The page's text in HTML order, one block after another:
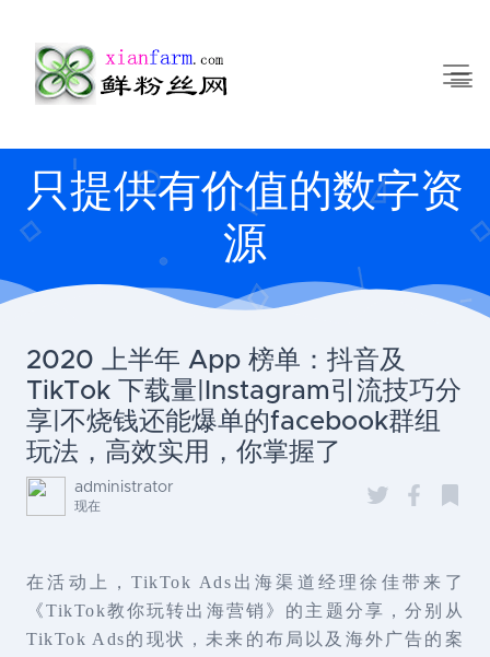
只提供有价值的数字资
源
2020 上半年 App 榜单：抖音及
TikTok 下载量|Instagram引流技巧分
享|不烧钱还能爆单的facebook群组
玩法，高效实用，你掌握了
administrator
现在
在活动上，TikTok Ads出海渠道经理徐佳带来了
《TikTok教你玩转出海营销》的主题分享，分别从
TikTok Ads的现状，未来的布局以及海外广告的案